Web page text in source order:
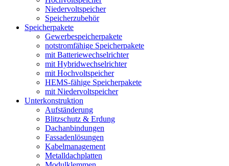
Niedervoltspeicher
Speicherzubehör
Speicherpakete
Gewerbespeicherpakete
notstromfähige Speicherpakete
mit Batteriewechselrichter
mit Hybridwechselrichter
mit Hochvoltspeicher
HEMS-fähige Speicherpakete
mit Niedervoltspeicher
Unterkonstruktion
Aufständerung
Blitzschutz & Erdung
Dachanbindungen
Fassadenlösungen
Kabelmanagement
Metalldachplatten